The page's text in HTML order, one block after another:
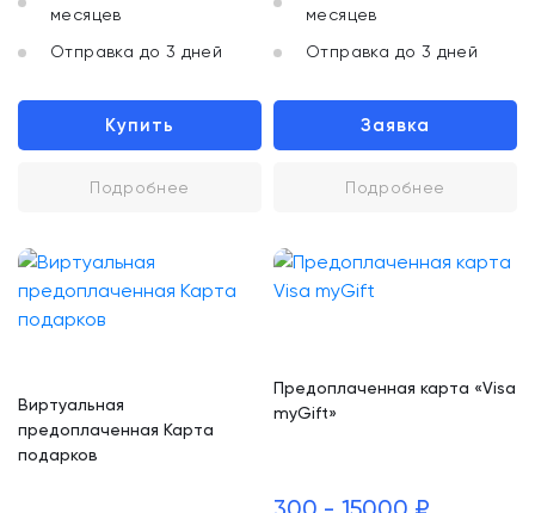
месяцев
Отправка до 3 дней
Купить
Подробнее
месяцев
Отправка до 3 дней
Заявка
Подробнее
Виртуальная
предоплаченная Карта
подарков
Предоплаченная карта «Visa
myGift»